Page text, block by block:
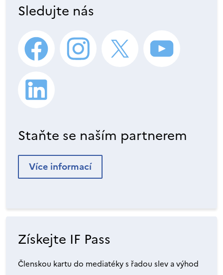
Sledujte nás
Staňte se naším partnerem
Více informací
Získejte IF Pass
Členskou kartu do mediatéky s řadou slev a výhod